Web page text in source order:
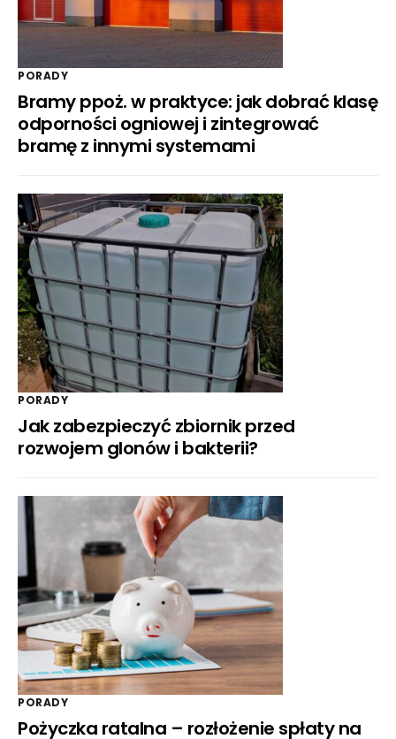
PORADY
Bramy ppoż. w praktyce: jak dobrać klasę
odporności ogniowej i zintegrować
bramę z innymi systemami
PORADY
Jak zabezpieczyć zbiornik przed
rozwojem glonów i bakterii?
PORADY
Pożyczka ratalna – rozłożenie spłaty na